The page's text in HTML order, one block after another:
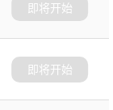
即将开始
即将开始